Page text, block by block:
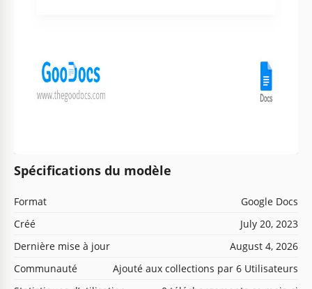
Spécifications du modèle
Format
Google Docs
Créé
July 20, 2023
Dernière mise à jour
August 4, 2026
Communauté
Ajouté aux collections par 6 Utilisateurs